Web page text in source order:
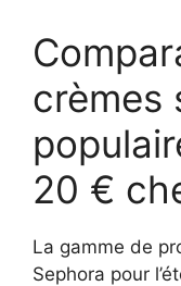
crèmes
20 €
La gamme de
Sephora pour